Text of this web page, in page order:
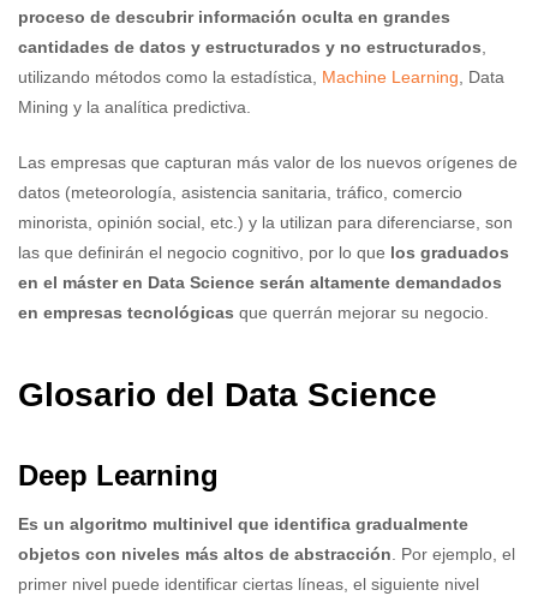
proceso de descubrir información oculta en grandes
cantidades de datos y estructurados y no estructurados
utilizando métodos como la estadística, Machine Learning , Data
Mining y la analítica predictiva.
Las empresas que capturan más valor de los nuevos orígenes de
datos (meteorología, asistencia sanitaria, tráfico, comercio
minorista, opinión social, etc.) y la utilizan para diferenciarse, son
las que definirán el negocio cognitivo, por lo que los graduados
en el máster en Data Science serán altamente demandados
en empresas tecnológicas que querrán mejorar su negocio.
Glosario del Data Science
Deep Learning
Es un algoritmo multinivel que identifica gradualmente
objetos con niveles más altos de abstracción . Por ejemplo, el
primer nivel puede identificar ciertas líneas, el siguiente nivel